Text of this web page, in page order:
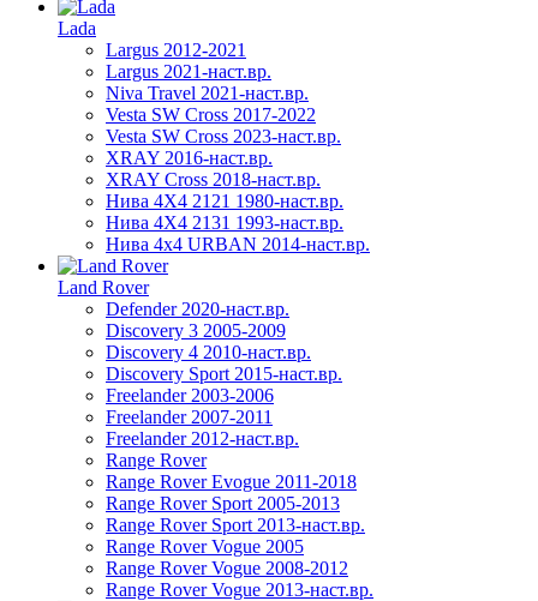
Lada
Largus 2012-2021
Largus 2021-наст.вр.
Niva Travel 2021-наст.вр.
Vesta SW Cross 2017-2022
Vesta SW Cross 2023-наст.вр.
XRAY 2016-наст.вр.
XRAY Cross 2018-наст.вр.
Нива 4X4 2121 1980-наст.вр.
Нива 4X4 2131 1993-наст.вр.
Нива 4х4 URBAN 2014-наст.вр.
Land Rover
Defender 2020-наст.вр.
Discovery 3 2005-2009
Discovery 4 2010-наст.вр.
Discovery Sport 2015-наст.вр.
Freelander 2003-2006
Freelander 2007-2011
Freelander 2012-наст.вр.
Range Rover
Range Rover Evogue 2011-2018
Range Rover Sport 2005-2013
Range Rover Sport 2013-наст.вр.
Range Rover Vogue 2005
Range Rover Vogue 2008-2012
Range Rover Vogue 2013-наст.вр.